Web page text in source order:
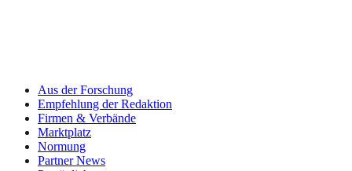
Aus der Forschung
Empfehlung der Redaktion
Firmen & Verbände
Marktplatz
Normung
Partner News